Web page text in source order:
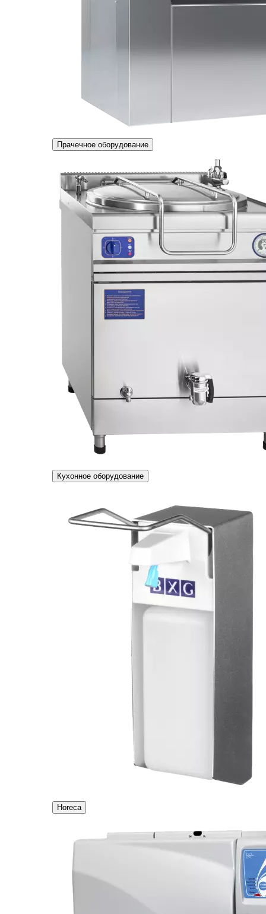
Прачечное оборудование
Кухонное оборудование
Horeca